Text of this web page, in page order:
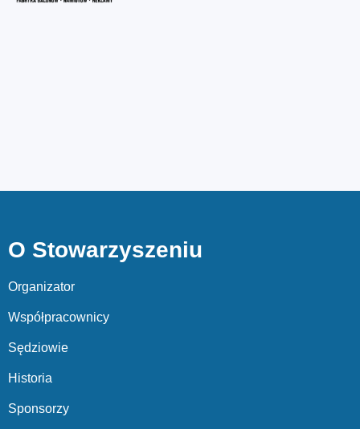
O Stowarzyszeniu
Organizator
Współpracownicy
Sędziowie
Historia
Sponsorzy